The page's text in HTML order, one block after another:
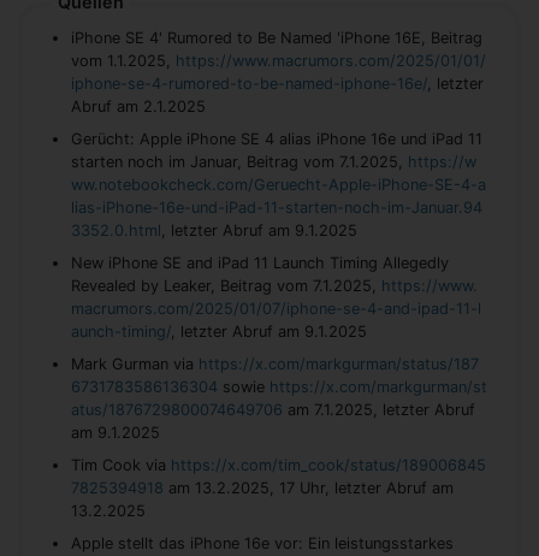
iPhone SE 4' Rumored to Be Named 'iPhone 16E, Beitrag
vom 1.1.2025, https://www.macrumors.com/2025/01/01/
iphone-se-4-rumored-to-be-named-iphone-16e/, letzter
Abruf am 2.1.2025
Gerücht: Apple iPhone SE 4 alias iPhone 16e und iPad 11
starten noch im Januar, Beitrag vom 7.1.2025, https://w
ww.notebookcheck.com/Geruecht-Apple-iPhone-SE-4-a
lias-iPhone-16e-und-iPad-11-starten-noch-im-Januar.94
3352.0.html, letzter Abruf am 9.1.2025
New iPhone SE and iPad 11 Launch Timing Allegedly
Revealed by Leaker, Beitrag vom 7.1.2025, https://www.
macrumors.com/2025/01/07/iphone-se-4-and-ipad-11-l
aunch-timing/, letzter Abruf am 9.1.2025
Mark Gurman via https://x.com/markgurman/status/187
6731783586136304 sowie https://x.com/markgurman/st
atus/1876729800074649706 am 7.1.2025, letzter Abruf
am 9.1.2025
Tim Cook via https://x.com/tim_cook/status/189006845
7825394918 am 13.2.2025, 17 Uhr, letzter Abruf am
13.2.2025
Apple stellt das iPhone 16e vor: Ein leistungsstarkes